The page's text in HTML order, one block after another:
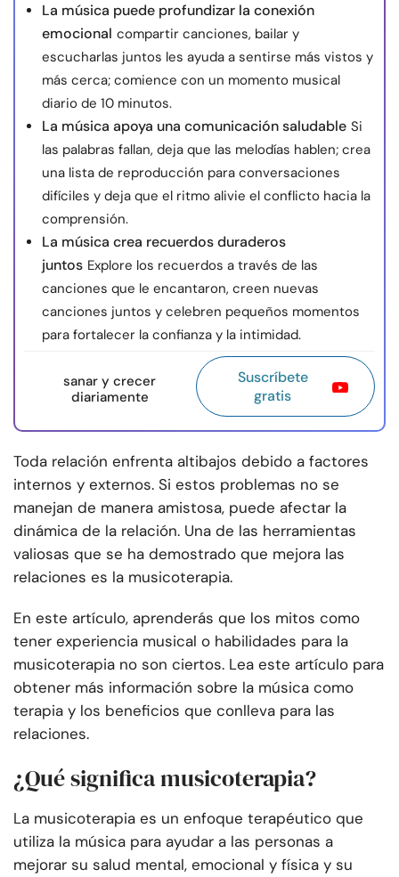
La música puede profundizar la conexión
emocional compartir canciones, bailar y
escucharlas juntos les ayuda a sentirse más vistos y
más cerca; comience con un momento musical
diario de 10 minutos.
La música apoya una comunicación saludable Si
las palabras fallan, deja que las melodías hablen; crea
una lista de reproducción para conversaciones
difíciles y deja que el ritmo alivie el conflicto hacia la
comprensión.
La música crea recuerdos duraderos
juntos Explore los recuerdos a través de las
canciones que le encantaron, creen nuevas
canciones juntos y celebren pequeños momentos
para fortalecer la confianza y la intimidad.
sanar y crecer
diariamente
Suscríbete
gratis
Toda relación enfrenta altibajos debido a factores
internos y externos. Si estos problemas no se
manejan de manera amistosa, puede afectar la
dinámica de la relación. Una de las herramientas
valiosas que se ha demostrado que mejora las
relaciones es la musicoterapia.
En este artículo, aprenderás que los mitos como
tener experiencia musical o habilidades para la
musicoterapia no son ciertos. Lea este artículo para
obtener más información sobre la música como
terapia y los beneficios que conlleva para las
relaciones.
¿Qué significa musicoterapia?
La musicoterapia es un enfoque terapéutico que
utiliza la música para ayudar a las personas a
mejorar su salud mental, emocional y física y su